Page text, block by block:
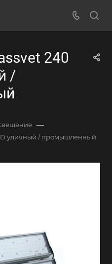
240
/
—
уличный / промышленный